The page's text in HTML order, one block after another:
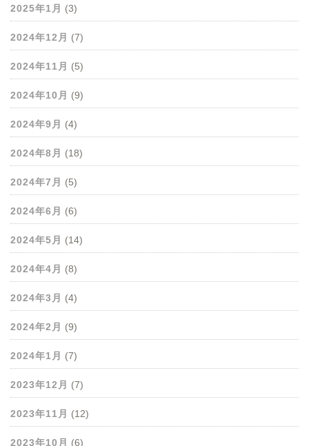
2025年1月 (3)
2024年12月 (7)
2024年11月 (5)
2024年10月 (9)
2024年9月 (4)
2024年8月 (18)
2024年7月 (5)
2024年6月 (6)
2024年5月 (14)
2024年4月 (8)
2024年3月 (4)
2024年2月 (9)
2024年1月 (7)
2023年12月 (7)
2023年11月 (12)
2023年10月 (6)